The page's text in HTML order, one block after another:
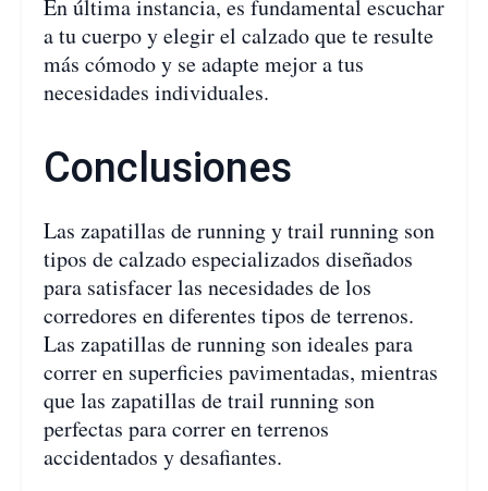
En última instancia, es fundamental escuchar
a tu cuerpo y elegir el calzado que te resulte
más cómodo y se adapte mejor a tus
necesidades individuales.
Conclusiones
Las zapatillas de running y trail running son
tipos de calzado especializados diseñados
para satisfacer las necesidades de los
corredores en diferentes tipos de terrenos.
Las zapatillas de running son ideales para
correr en superficies pavimentadas, mientras
que las zapatillas de trail running son
perfectas para correr en terrenos
accidentados y desafiantes.